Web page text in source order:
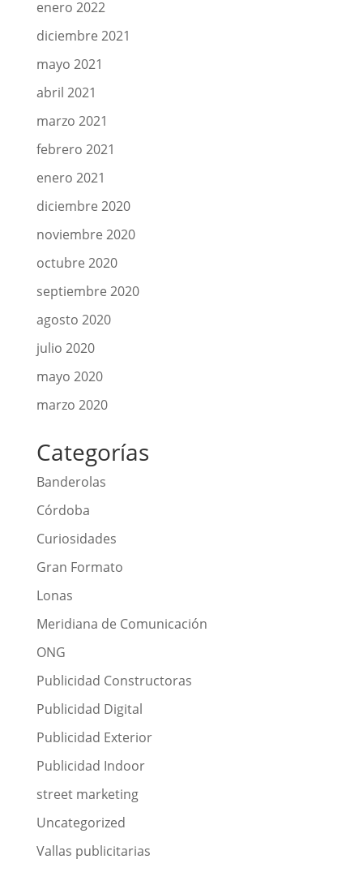
enero 2022
diciembre 2021
mayo 2021
abril 2021
marzo 2021
febrero 2021
enero 2021
diciembre 2020
noviembre 2020
octubre 2020
septiembre 2020
agosto 2020
julio 2020
mayo 2020
marzo 2020
Categorías
Banderolas
Córdoba
Curiosidades
Gran Formato
Lonas
Meridiana de Comunicación
ONG
Publicidad Constructoras
Publicidad Digital
Publicidad Exterior
Publicidad Indoor
street marketing
Uncategorized
Vallas publicitarias